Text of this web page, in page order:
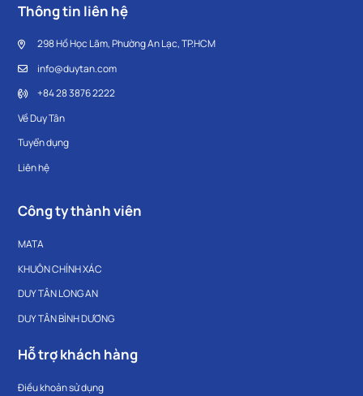
Thông tin liên hệ
298 Hồ Học Lãm, Phường An Lạc, TP.HCM
info@duytan.com
+84 28 3876 2222
Về Duy Tân
Tuyển dụng
Liên hệ
Công ty thành viên
MATA
KHUÔN CHÍNH XÁC
DUY TÂN LONG AN
DUY TÂN BÌNH DƯƠNG
Hỗ trợ khách hàng
Điều khoản sử dụng